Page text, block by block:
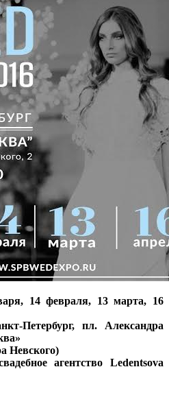
14 февраля, 13 марта, 16
Петербург, пл. Александра
Невского)
агентство Ledentsova